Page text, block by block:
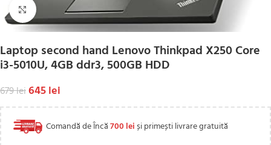
Click to enlarge
Laptop second hand Lenovo Thinkpad X250 Core
i3-5010U, 4GB ddr3, 500GB HDD
679lei645lei
Comandă de Încă700 leiși primești livrare gratuită